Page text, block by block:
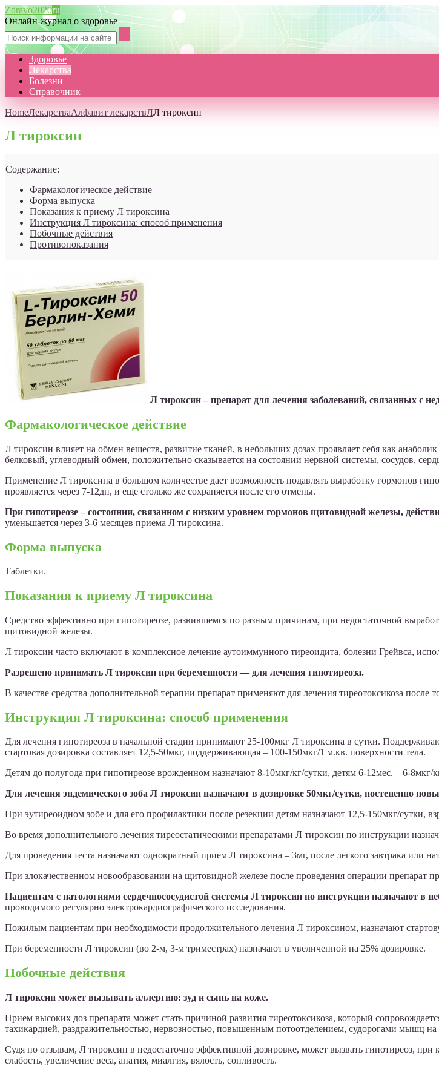
Zdravo2020ru
Онлайн-журнал о здоровье
Здоровье
Лекарства
Болезни
Справочник
HomeЛекарстваАлфавит лекарствЛЛ тироксин
Л тироксин
Содержание:
Фармакологическое действие
Форма выпуска
Показания к приему Л тироксина
Инструкция Л тироксина: способ применения
Побочные действия
Противопоказания
Л тироксин – препарат для лечения заболеваний, связанных с
Фармакологическое действие
Л тироксин влияет на обмен веществ, развитие тканей, в небольших дозах проявляет себя как
белковый, углеводный обмен, положительно сказывается на состоянии нервной системы, сосудов,
Применение Л тироксина в большом количестве дает возможность подавлять выработку гормонов
проявляется через 7-12дн, и еще столько же сохраняется после его отмены.
При гипотиреозе – состоянии, связанном с низким уровнем гормонов щитовидной железы,
уменьшается через 3-6 месяцев приема Л тироксина.
Форма выпуска
Таблетки.
Показания к приему Л тироксина
Средство эффективно при гипотиреозе, развившемся по разным причинам, при недостаточной
щитовидной железы.
Л тироксин часто включают в комплексное лечение аутоиммунного тиреоидита, болезни Грейвса,
Разрешено принимать Л тироксин при беременности — для лечения гипотиреоза.
В качестве средства дополнительной терапии препарат применяют для лечения тиреотоксикоза после
Инструкция Л тироксина: способ применения
Для лечения гипотиреоза в начальной стадии принимают 25-100мкг Л тироксина в сутки.
стартовая дозировка составляет 12,5-50мкг, поддерживающая – 100-150мкг/1 м.кв. поверхности тела.
Детям до полугода при гипотиреозе врожденном назначают 8-10мкг/кг/сутки, детям 6-12мес. – 6-8мкг/
Для лечения эндемического зоба Л тироксин назначают в дозировке 50мкг/сутки, постепенно
При эутиреоидном зобе и для его профилактики после резекции детям назначают 12,5-150мкг/сутки,
Во время дополнительного лечения тиреостатическими препаратами Л тироксин по инструкции
Для проведения теста назначают однократный прием Л тироксина – 3мг, после легкого завтрака или
При злокачественном новообразовании на щитовидной железе после проведения операции препарат
Пациентам с патологиями сердечнососудистой системы Л тироксин по инструкции назначают в
проводимого регулярно электрокардиографического исследования.
Пожилым пациентам при необходимости продолжительного лечения Л тироксином, назначают
При беременности Л тироксин (во 2-м, 3-м триместрах) назначают в увеличенной на 25% дозировке.
Побочные действия
Л тироксин может вызывать аллергию: зуд и сыпь на коже.
Прием высоких доз препарата может стать причиной развития тиреотоксикоза, который
тахикардией, раздражительностью, нервозностью, повышенным потоотделением, судорогами мышц на
Судя по отзывам, Л тироксин в недостаточно эффективной дозировке, может вызвать гипотиреоз, при
слабость, увеличение веса, апатия, миалгия, вялость, сонливость.